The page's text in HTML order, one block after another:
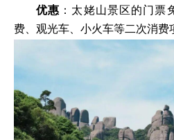
优惠 ：太姥山景区的门票
费、观光车、小火车等二次消费